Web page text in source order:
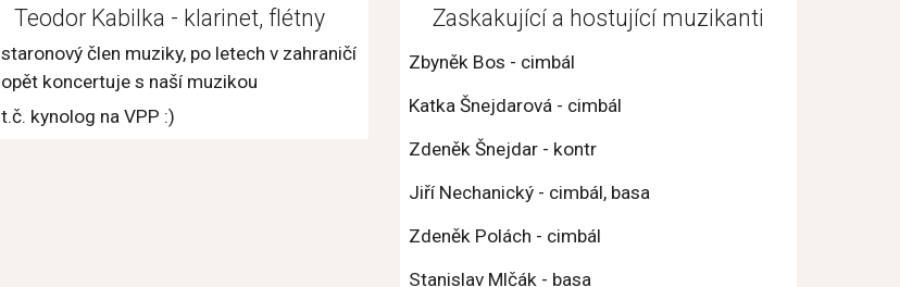
Teodor Kabilka - klarinet, flétny
staronový člen muziky, po letech v zahraničí
opět koncertuje s naší muzikou
t.č. kynolog na VPP :)
Zaskakující a hostující muzikanti
Zbyněk Bos - cimbál
Katka Šnejdarová - cimbál
Zdeněk Šnejdar - kontr
Jiří Nechanický - cimbál, basa
Zdeněk Polách - cimbál
Stanislav Mlčák - basa